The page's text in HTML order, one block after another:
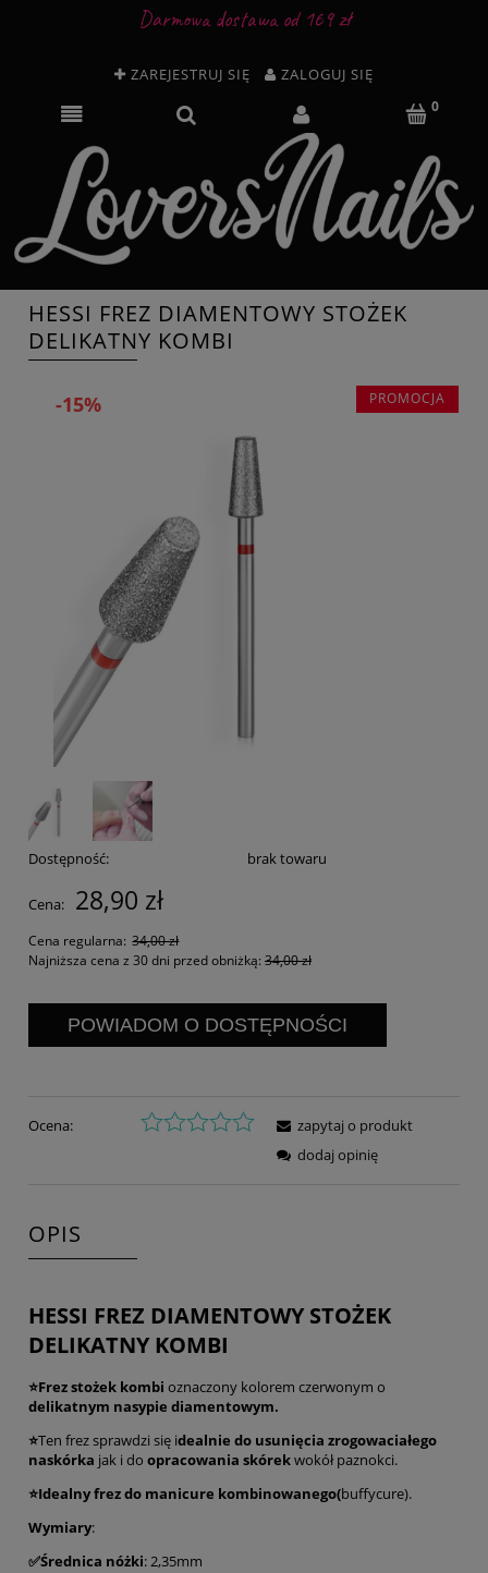
Darmowa dostawa od 169 zł
ZAREJESTRUJ SIĘ ZALOGUJ SIĘ
HESSI FREZ DIAMENTOWY STOŻEK
DELIKATNY KOMBI
PROMOCJA
-15%
Dostępność: brak towaru
Cena: 28,90 zł
Cena regularna: 34,00 zł
Najniższa cena z 30 dni przed obniżką: 34,00 zł
POWIADOM O DOSTĘPNOŚCI
Ocena:
zapytaj o produkt
dodaj opinię
OPIS
HESSI FREZ DIAMENTOWY STOŻEK
DELIKATNY KOMBI
⭐Frez stożek kombi oznaczony kolorem czerwonym o
delikatnym nasypie diamentowym.
⭐Ten frez sprawdzi się idealnie do usunięcia zrogowaciałego
naskórka jak i do opracowania skórekwokół paznokci.
⭐Idealny frez do manicure kombinowanego(buffycure).
Wymiary:
✅Średnica nóżki: 2,35mm